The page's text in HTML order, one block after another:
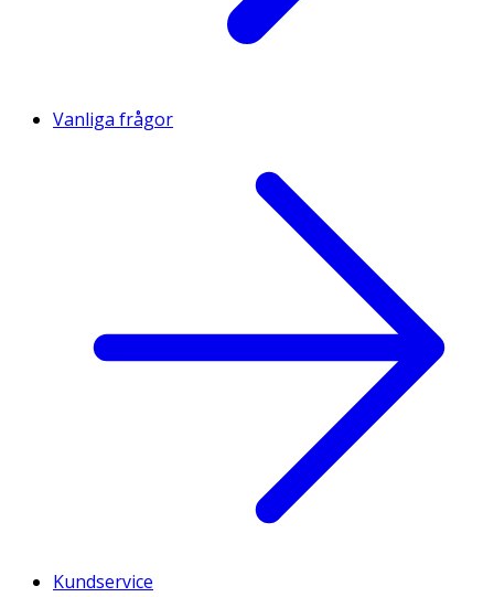
Vanliga frågor
Kundservice